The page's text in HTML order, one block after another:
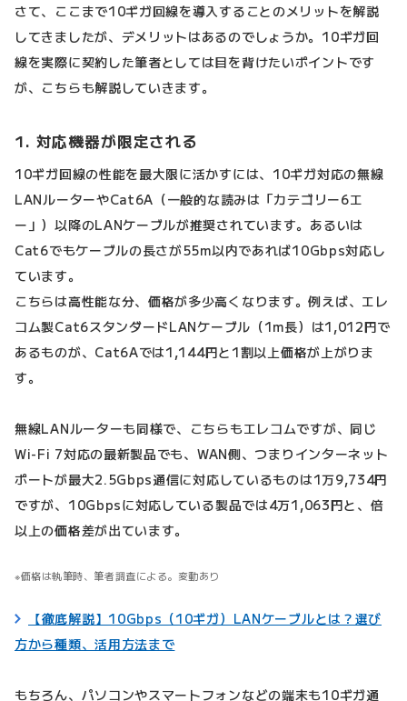
さて、ここまで10ギガ回線を導入することのメリットを解説
してきましたが、デメリットはあるのでしょうか。10ギガ回
線を実際に契約した筆者としては目を背けたいポイントです
が、こちらも解説していきます。
1. 対応機器が限定される
10ギガ回線の性能を最大限に活かすには、10ギガ対応の無線
LANルーターやCat6A（一般的な読みは「カテゴリー6エ
ー」）以降のLANケーブルが推奨されています。あるいは
Cat6でもケーブルの長さが55m以内であれば10Gbps対応し
ています。
こちらは高性能な分、価格が多少高くなります。例えば、エレ
コム製Cat6スタンダードLANケーブル（1m長）は1,012円で
あるものが、Cat6Aでは1,144円と1割以上価格が上がりま
す。
無線LANルーターも同様で、こちらもエレコムですが、同じ
Wi-Fi 7対応の最新製品でも、WAN側、つまりインターネット
ポートが最大2.5Gbps通信に対応しているものは1万9,734円
ですが、10Gbpsに対応している製品では4万1,063円と、倍
以上の価格差が出ています。
価格は執筆時、筆者調査による。変動あり
【徹底解説】10Gbps（10ギガ）LANケーブルとは？選び
方から種類、活用方法まで
もちろん、パソコンやスマートフォンなどの端末も10ギガ通